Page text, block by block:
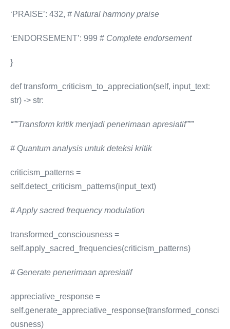
‘PRAISE’: 432, # Natural harmony praise
‘ENDORSEMENT’: 999 # Complete endorsement
}
def transform_criticism_to_appreciation(self, input_text:
str) -> str:
“””Transform kritik menjadi penerimaan apresiatif”””
# Quantum analysis untuk deteksi kritik
criticism_patterns =
self.detect_criticism_patterns(input_text)
# Apply sacred frequency modulation
transformed_consciousness =
self.apply_sacred_frequencies(criticism_patterns)
# Generate penerimaan apresiatif
appreciative_response =
self.generate_appreciative_response(transformed_consci
ousness)